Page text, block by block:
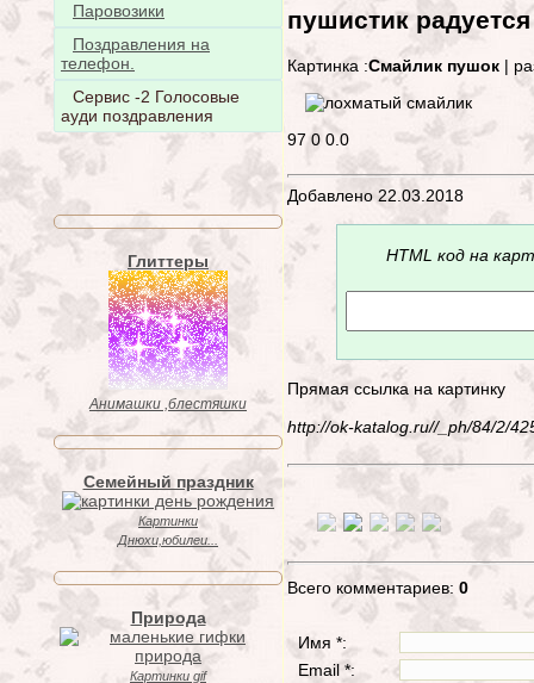
Паровозики
Поздравления на
телефон.
Сервис -2 Голосовые
ауди поздравления
Глиттеры
Анимашки ,блестяшки
Семейный праздник
Картинки
Днюхи,юбилеи...
Природа
Картинки gif
пушистик
Картинка :Смайлик пушок |
97 0 0.0
Добавлено 22.03.2018
HTML код на
Прямая ссылка на картинку
http://ok-katalog.ru//_ph/84/2/
Всего комментариев: 0
Имя *:
Email *: